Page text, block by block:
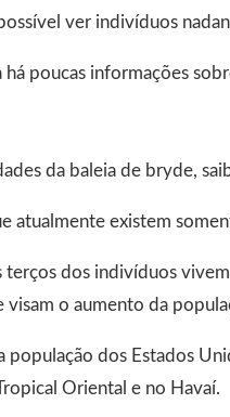
ver indivíduos
há poucas informações
da baleia de bryde,
atualmente existem
terços dos indivíduos
visam o aumento da
população dos Estados
Oriental e no Havaí.